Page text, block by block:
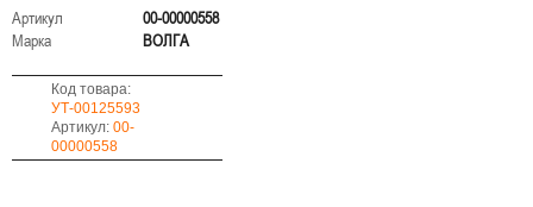
Артикул
00-00000558
Марка
ВОЛГА
Код товара:
УТ-00125593
Артикул:00-
00000558